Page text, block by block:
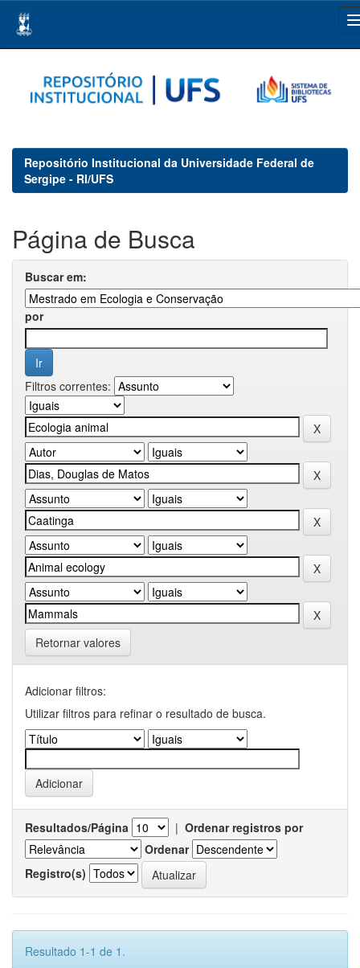
navigation
Repositório Institucional da Universidade Federal de
Sergipe - RI/UFS
Página de Busca
Buscar em:
por
Filtros correntes:
Retornar valores
Adicionar filtros:
Utilizar filtros para refinar o resultado de busca.
Resultados/Página | Ordenar registros por
Ordenar
Registro(s)
Resultado 1-1 de 1.